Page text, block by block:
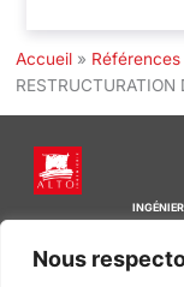
Nous
Accueil » Références
RESTRUCTURATION